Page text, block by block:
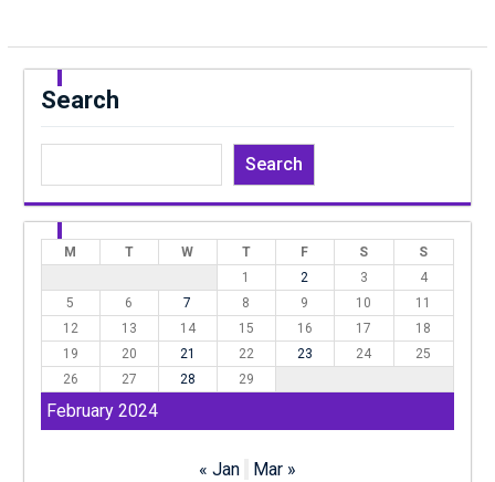
Search
Search
February 2024
M T W T F S
S
1
2 3
4
5
6 7 8 9 10
11
12
13 14 15 16 17
18
19
20 21 22 23 24
25
26
27 28 29
« Jan Mar »